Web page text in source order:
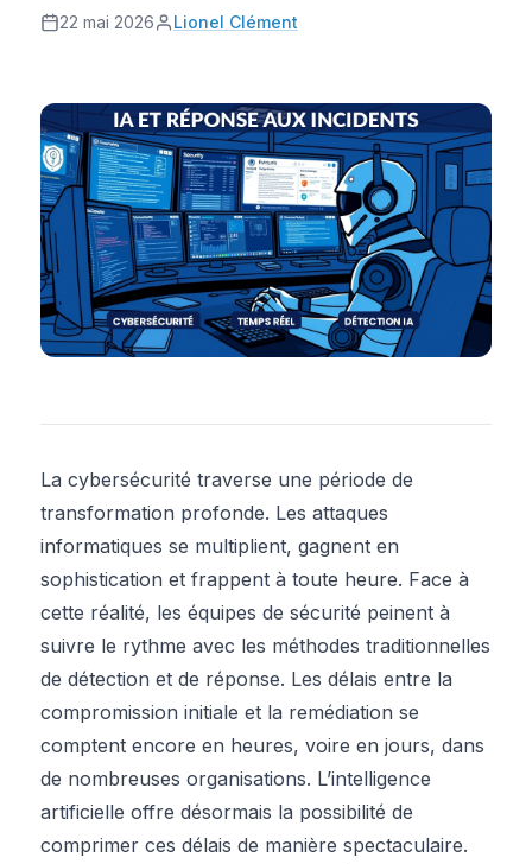
22 mai 2026 Lionel Clément
La cybersécurité traverse une période de
transformation profonde. Les attaques
informatiques se multiplient, gagnent en
sophistication et frappent à toute heure. Face à
cette réalité, les équipes de sécurité peinent à
suivre le rythme avec les méthodes traditionnelles
de détection et de réponse. Les délais entre la
compromission initiale et la remédiation se
comptent encore en heures, voire en jours, dans
de nombreuses organisations. L’intelligence
artificielle offre désormais la possibilité de
comprimer ces délais de manière spectaculaire.